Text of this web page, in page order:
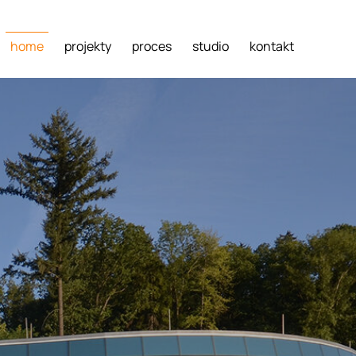
home projekty proces studio kontakt